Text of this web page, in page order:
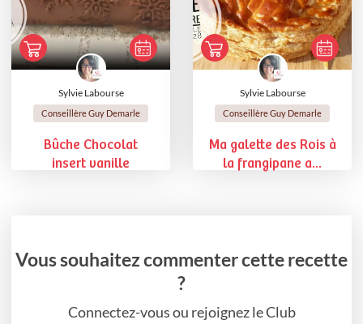
Sylvie Labourse
Conseillère Guy Demarle
Bûche Chocolat
insert vanille
Sylvie Labourse
Conseillère Guy Demarle
Ma galette des Rois à
la frangipane a...
Vous souhaitez commenter cette recette
?
Connectez-vous ou rejoignez le Club